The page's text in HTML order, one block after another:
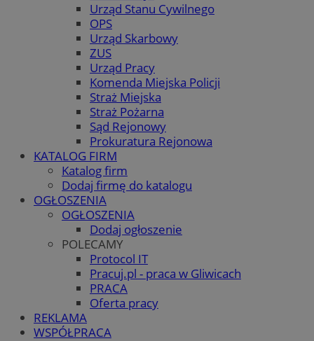
Urząd Stanu Cywilnego
OPS
Urząd Skarbowy
ZUS
Urząd Pracy
Komenda Miejska Policji
Straż Miejska
Straż Pożarna
Sąd Rejonowy
Prokuratura Rejonowa
KATALOG FIRM
Katalog firm
Dodaj firmę do katalogu
OGŁOSZENIA
OGŁOSZENIA
Dodaj ogłoszenie
POLECAMY
Protocol IT
Pracuj.pl - praca w Gliwicach
PRACA
Oferta pracy
REKLAMA
WSPÓŁPRACA